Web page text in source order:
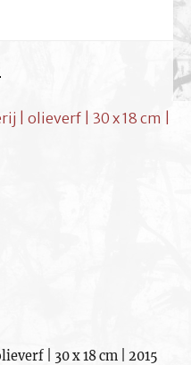
| olieverf | 30 x 18 cm |
| 30 x 18 cm | 2015